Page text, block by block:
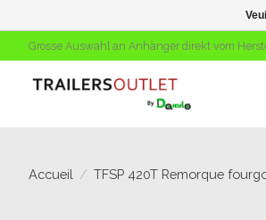
Grosse Auswahl an Anhänger direkt vom
Accueil / TFSP 420T Remorque